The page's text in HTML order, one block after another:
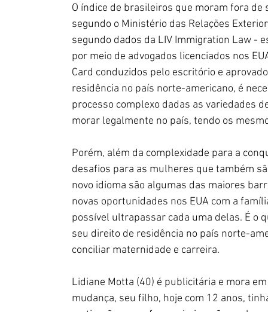
O índice de brasileiros que moram fora
segundo o Ministério das Relações
segundo dados da LIV Immigration Law -
por meio de advogados licenciados nos
Card conduzidos pelo escritório e
residência no país norte-americano, é
processo complexo dadas as variedades
morar legalmente no país, tendo os
Porém, além da complexidade para a
desafios para as mulheres que também
novo idioma são algumas das maiores
novas oportunidades nos EUA com a
possível ultrapassar cada uma delas. É o
seu direito de residência no país norte-
conciliar maternidade e carreira.
Lidiane Motta (40) é publicitária e mora
mudança, seu filho, hoje com 12 anos,